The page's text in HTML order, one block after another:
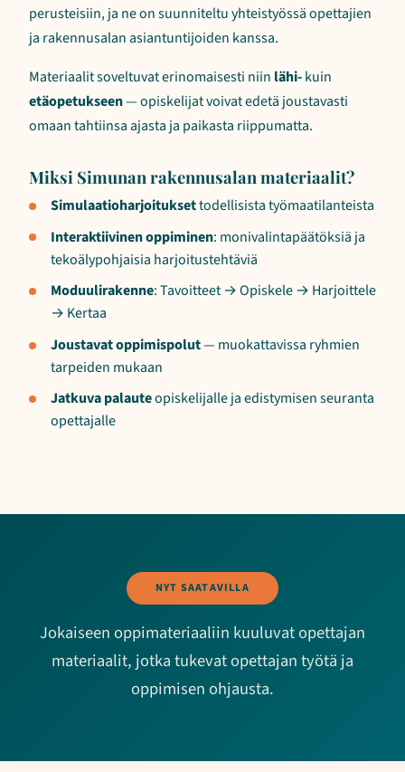
perusteisiin, ja ne on suunniteltu yhteistyössä opettajien
ja rakennusalan asiantuntijoiden kanssa.
Materiaalit soveltuvat erinomaisesti niin lähi-kuin
etäopetukseen— opiskelijat voivat edetä joustavasti
omaan tahtiinsa ajasta ja paikasta riippumatta.
Miksi Simunan rakennusalan materiaalit?
Simulaatioharjoituksettodellisista työmaatilanteista
Interaktiivinen oppiminen: monivalintapäätöksiä ja
tekoälypohjaisia harjoitustehtäviä
Moduulirakenne: Tavoitteet → Opiskele → Harjoittele
→ Kertaa
Joustavat oppimispolut— muokattavissa ryhmien
tarpeiden mukaan
Jatkuva palauteopiskelijalle ja edistymisen seuranta
opettajalle
NYT SAATAVILLA
Jokaiseen oppimateriaaliin kuuluvat opettajan
materiaalit, jotka tukevat opettajan työtä ja
oppimisen ohjausta.